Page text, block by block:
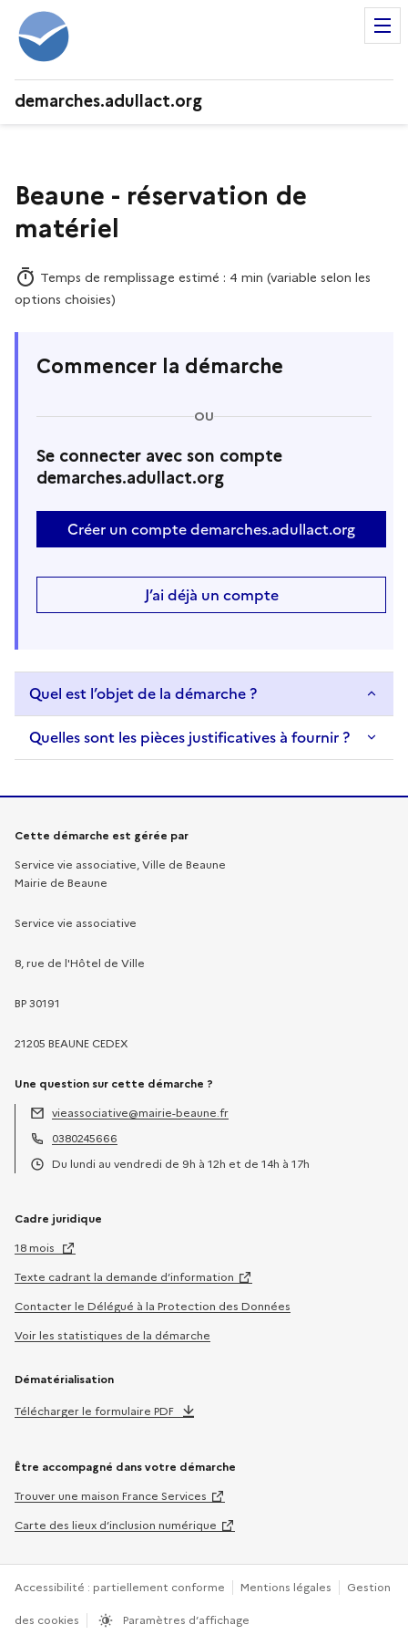
demarches.adullact.org
Beaune - réservation de
matériel
Temps de remplissage estimé : 4 min (variable selon les
options choisies)
Commencer la démarche
OU
Se connecter avec son compte
demarches.adullact.org
Créer un compte demarches.adullact.org
J’ai déjà un compte
Quel est l’objet de la démarche ?
Quelles sont les pièces justificatives à fournir ?
Informations sur la démarche
Cette démarche est gérée par
Service vie associative, Ville de Beaune
Mairie de Beaune
Service vie associative
8, rue de l'Hôtel de Ville
BP 30191
21205 BEAUNE CEDEX
Une question sur cette démarche ?
Adresse électronique :
vieassociative@mairie-beaune.fr
Téléphone :
0380245666
Du lundi au vendredi de 9h à 12h et de 14h à 17h
Cadre juridique
18 mois
Texte cadrant la demande d’information
Contacter le Délégué à la Protection des Données
Voir les statistiques de la démarche
Dématérialisation
Télécharger le formulaire PDF
Être accompagné dans votre démarche
Trouver une maison France Services
Carte des lieux d’inclusion numérique
Accessibilité : partiellement conforme Mentions légales Gestion
des cookies Paramètres d’affichage